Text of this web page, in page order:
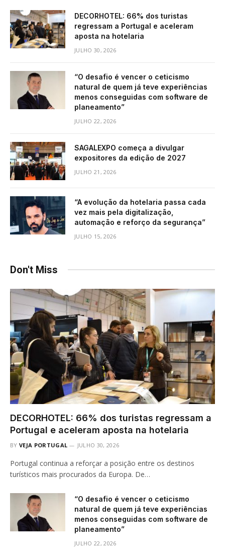
DECORHOTEL: 66% dos turistas
regressam a Portugal e aceleram
aposta na hotelaria
JULHO 30, 2026
“O desafio é vencer o ceticismo
natural de quem já teve experiências
menos conseguidas com software de
planeamento”
JULHO 22, 2026
SAGALEXPO começa a divulgar
expositores da edição de 2027
JULHO 21, 2026
“A evolução da hotelaria passa cada
vez mais pela digitalização,
automação e reforço da segurança”
JULHO 15, 2026
Don't Miss
DECORHOTEL: 66% dos turistas regressam a
Portugal e aceleram aposta na hotelaria
BY VEJA PORTUGAL JULHO 30, 2026
Portugal continua a reforçar a posição entre os destinos
turísticos mais procurados da Europa. De…
“O desafio é vencer o ceticismo
natural de quem já teve experiências
menos conseguidas com software de
planeamento”
JULHO 22, 2026